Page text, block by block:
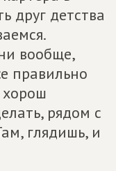
друг детства
вообще,
правильно
хорош
рядом с
глядишь, и